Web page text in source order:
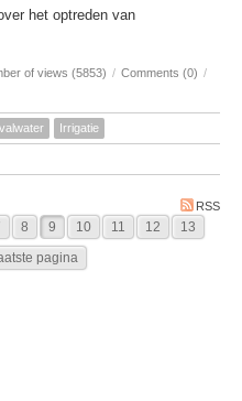
het optreden van
of views (5853) / Comments (0) /
Irrigatie
RSS
8 9 10 11 12
13
pagina